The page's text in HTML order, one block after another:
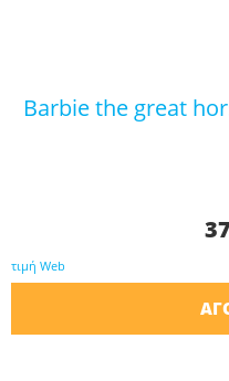
barbie the great
τιμή Web